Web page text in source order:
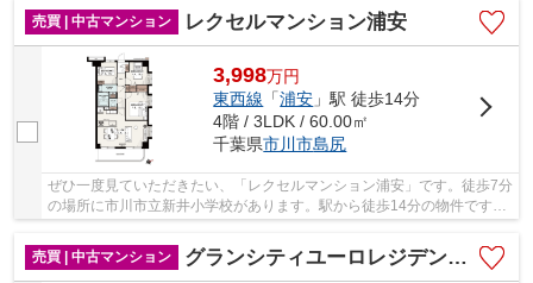
売買 | 中古マンション
レクセルマンション浦安
3,998万円
東西線 「浦安 」駅 徒歩14分
4階 / 3LDK / 60.00㎡
千葉県市川市島尻
ぜひ一度見ていただきたい、「レクセルマンション浦安」です。徒歩7分
の場所に市川市立新井小学校があります。駅から徒歩14分の物件です。
売買 | 中古マンション
グランシティユーロレジデンス葛西